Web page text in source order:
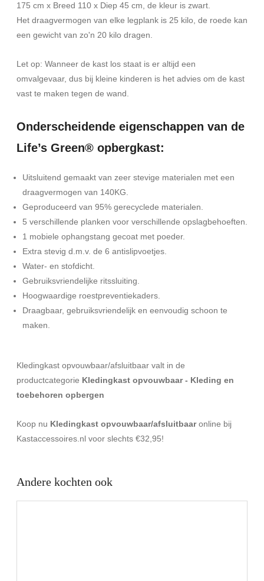
175 cm x Breed 110 x Diep 45 cm, de kleur is zwart.
Het draagvermogen van elke legplank is 25 kilo, de roede kan
een gewicht van zo'n 20 kilo dragen.
Let op: Wanneer de kast los staat is er altijd een
omvalgevaar, dus bij kleine kinderen is het advies om de kast
vast te maken tegen de wand.
Onderscheidende eigenschappen van de
Life’s Green® opbergkast:
Uitsluitend gemaakt van zeer stevige materialen met een
draagvermogen van 140KG.
Geproduceerd van 95% gerecyclede materialen.
5 verschillende planken voor verschillende opslagbehoeften.
1 mobiele ophangstang gecoat met poeder.
Extra stevig d.m.v. de 6 antislipvoetjes.
Water- en stofdicht.
Gebruiksvriendelijke ritssluiting.
Hoogwaardige roestpreventiekaders.
Draagbaar, gebruiksvriendelijk en eenvoudig schoon te
maken.
Kledingkast opvouwbaar/afsluitbaar valt in de
productcategorie Kledingkast opvouwbaar - Kleding en
toebehoren opbergen
Koop nu Kledingkast opvouwbaar/afsluitbaaronline bij
Kastaccessoires.nl voor slechts €32,95!
Andere kochten ook